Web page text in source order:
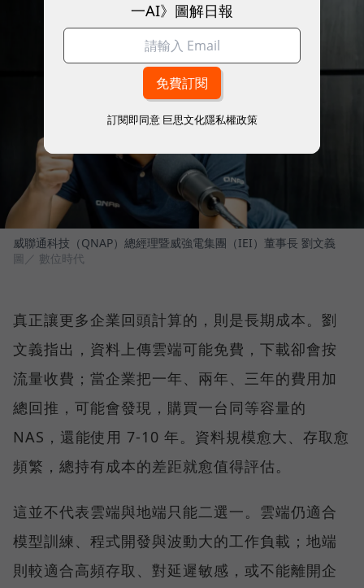
威聯通科技（QNAP）總經理暨威強電集團（IEI）董事長 劉文義
圖／ 數位時代
真正讓更多企業回頭計算的，則是長期成本。劉
文義指出，資料上傳雲端可能免費，下載卻會按
流量收費；當企業把一年、兩年、三年的費用加
總回推，可能會發現，購買一台同等容量的
NAS，還能使用 7-10 年。資料規模愈大、存取愈
頻繁，總持有成本的差距就愈值得評估。
這並不代表雲端與地端只能二選一。雲端仍適合
模型訓練、程式開發與波動大的工作負載；地端
則較適合高頻存取、對延遲敏感，或不能離開企
一AI》圖解日報
訂閱即同意 巨思文化隱私權政策